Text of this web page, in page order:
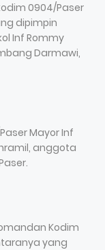
0904/Paser
dipimpin
Inf Rommy
Darmawi,
Mayor Inf
anggota
Kodim
yang